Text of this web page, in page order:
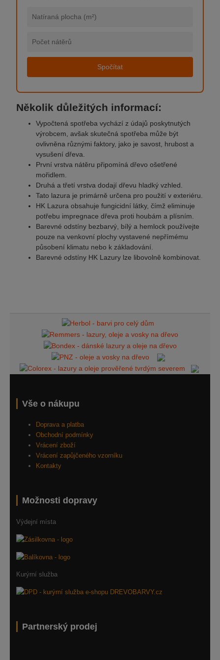
Spočítat
Několik důležitých informací:
Vypočtená spotřeba vychází z údajů poskytnutých
výrobcem, avšak skutečná spotřeba může být
ovlivněna různými faktory, jako je savost, hrubost a
vysušení dřeva.
První vrstva nátěru připomíná dřevo ošetřené
mořidlem.
Druhá a třetí vrstva dodají dřevu hladký vzhled.
Tato lazura je primárně určena pro použití v exteriéru.
HK Lazura obsahuje fungicidní látky, čímž eliminuje
potřebu impregnace dřeva proti houbám a plísním.
Barevné odstíny bezbarvý, bílý a hemlock používejte
pouze na venkovní plochy vystavené nepřímému
působení klimatu nebo k základování.
Barevné odstíny HK Lazury lze libovolně kombinovat.
Vše o nákupu
Doprava a platba
Obchodní podmínky
Vrácení zboží
Vrácení zapůjčeného vzorníku
Kontakty
Možnosti dopravy
Výdejní místa
Kurýrní služba
Partnerský prodej